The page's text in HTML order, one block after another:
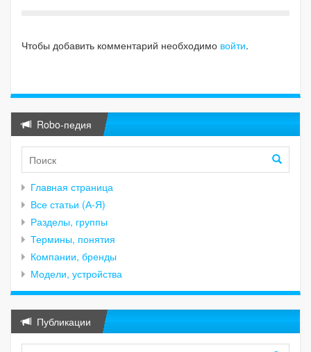
Чтобы добавить комментарий необходимо войти.
Robo-педия
Главная страница
Все статьи (А-Я)
Разделы, группы
Термины, понятия
Компании, бренды
Модели, устройства
Публикации